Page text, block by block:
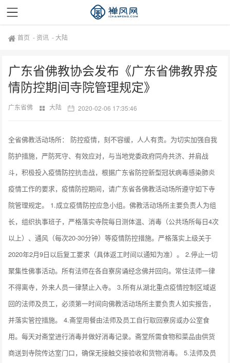
首页 - 资讯 -大陆
广东省佛教协会发布《广东省佛教界疫
情防控期间寺院管理规定》
广东省佛 大陆 2020-02-06 17:35:46
全省佛教活动场所： 防控疫情，刻不容缓，人人有责。为切实加强自我
防护措施，严防死守、有效应对，与当地党委政府同舟共济、并肩战
斗，积极投入疫情防控抗击战，根据广东省防控新型冠状病毒感染肺炎
疫情工作的要求，疫情防控期间，请广东省各佛教活动场所遵守如下寺
院管理规定。 1.成立疫情防控应急小组。佛教活动场所主要负责人为组
长，组织执事班子，严格落实寺院每日测体温、消毒（公共场所每日4次
以上）、通风（每次20-30分钟）等疫情防控措施。严格落实上级关于
2020年2月9日以后复工要求（具体返工时间以通知为准）。 2.停止一切
聚集性佛事活动。所有法师在各自寮房诵经念佛并回向。常住法师一律
不得离寺，外来人员一律禁止入寺。 3.所有从湖北重点疫情控制区域返
回的法师及员工，必须第一时间向佛教活动场所主要负责人如实报告，
并落实管控措施。 4.斋堂用餐由法师及员工自行取回寮房或办公室食
用。每天对斋堂进行消毒并做好消毒记录。斋堂所需食物和菜品由供货
商送到寺院传达室门口，确保无接触交接验收和货物消毒。 5.法师及员